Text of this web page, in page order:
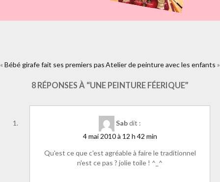
https://www.facebook.com/plugins/like.php?
illustrations.com%2F2010%2F05%2Fune-peinture-
«Bébé girafe fait ses premiers pasAtelier de peinture avec les enfants »
8 RÉPONSES À “UNE PEINTURE FÉERIQUE”
Sabdit :
4 mai 2010 à 12 h 42 min
Qu'est ce que c'est agréable à faire le traditionnel
n'est ce pas ? jolie toile ! ^_^